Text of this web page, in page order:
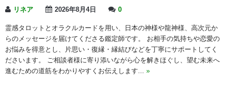
リネア 2026年8月4日 0
霊感タロットとオラクルカードを用い、日本の神様や龍神様、高次元か
らのメッセージを届けてくださる鑑定師です。 お相手の気持ちや恋愛の
お悩みを得意とし、片思い・復縁・縁結びなどを丁寧にサポートしてく
ださいます。 ご相談者様に寄り添いながら心を解きほぐし、望む未来へ
進むための道筋をわかりやすくお伝えします... »